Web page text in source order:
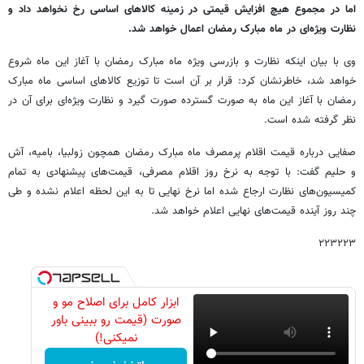
اما در مجموع هیچ افزایش قیمتی در زمینه کالاهای اساسی رخ نخواهد داد و
نظارت ویژه‌ای در ماه مبارک رمضان اعمال خواهد شد.
وی با بیان اینکه نظارت و بازرسی ویژه ماه مبارک رمضان با آغاز این ماه شروع
خواهد شد، خاطرنشان کرد: قرار بر آن است تا توزیع کالاهای اساسی ماه مبارک
رمضان با آغاز این ماه به صورت گسترده صورت گیرد و نظارت ویژه‌ای برای آن در
نظر گرفته شده است.
صفایی درباره قیمت اقلام پرمصرف ماه مبارک رمضان همچون زولبیا، بامیه، آش
و حلیم گفت: با توجه به نرخ روز اقلام مصرفی، قیمت‌های پیشنهادی به تمام
کمیسیون‌های نظارت ارجاع شده اما نرخ نهایی تا به این لحظه اعلام نشده و طی
چند روز آینده قیمت‌های نهایی اعلام خواهد شد.
۲۲۳۲۲۳
ابزار کامل برای اصلاح مو و
صورت (قیمت رو ببینی باور
نمیکنی!)